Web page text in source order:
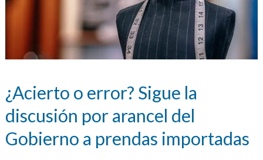
¿Acierto o error? Sigue la
discusión por arancel del
Gobierno a prendas importadas